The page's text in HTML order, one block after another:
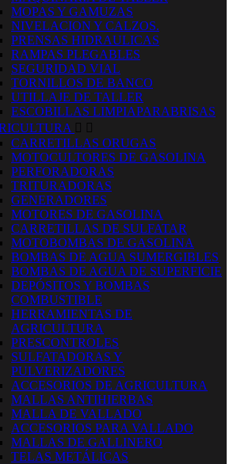
MOPAS Y GAMUZAS
NIVELACION Y CALZOS.
PRENSAS HIDRAULICAS
RAMPAS PLEGABLES
SEGURIDAD VIAL
TORNILLOS DE BANCO
UTILLAJE DE TALLER
ESCOBILLAS LIMPIAPARABRISAS
 
CARRETILLAS ORUGAS
MOTOCULTORES DE GASOLINA
PERFORADORAS
TRITURADORAS
GENERADORES
MOTORES DE GASOLINA
CARRETILLAS DE SULFATAR
MOTOBOMBAS DE GASOLINA
BOMBAS DE AGUA SUMERGIBLES
BOMBAS DE AGUA DE SUPERFICIE
DEPÓSITOS Y BOMBAS
COMBUSTIBLE
HERRAMIENTAS DE
AGRICULTURA
PRESCONTROLES
SULFATADORAS Y
PULVERIZADORES
ACCESORIOS DE AGRICULTURA
MALLAS ANTIHIERBAS
MALLA DE VALLADO
ACCESORIOS PARA VALLADO
MALLAS DE GALLINERO
TELAS METÁLICAS